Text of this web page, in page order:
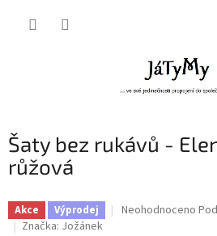
Šaty bez rukávů -
růžová
Akce Výprodej
Průměrné
Neohodnoceno
Značka: Jožánek